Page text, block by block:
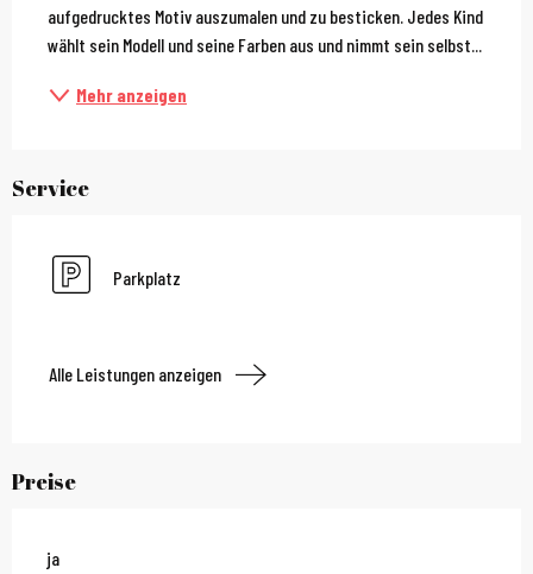
aufgedrucktes Motiv auszumalen und zu besticken. Jedes Kind
wählt sein Modell und seine Farben aus und nimmt sein selbst...
Mehr anzeigen
Service
Parkplatz
Alle Leistungen anzeigen
Preise
ja